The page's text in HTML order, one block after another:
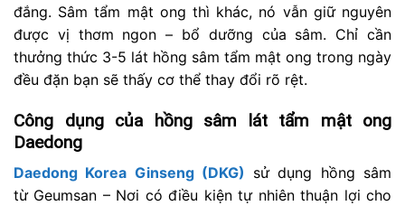
đắng. Sâm tẩm mật ong thì khác, nó vẫn giữ nguyên
được vị thơm ngon – bổ dưỡng của sâm. Chỉ cần
thưởng thức 3-5 lát hồng sâm tẩm mật ong trong ngày
đều đặn bạn sẽ thấy cơ thể thay đổi rõ rệt.
Công dụng của hồng sâm lát tẩm mật ong
Daedong
Daedong Korea Ginseng (DKG) sử dụng hồng sâm
từ Geumsan – Nơi có điều kiện tự nhiên thuận lợi cho